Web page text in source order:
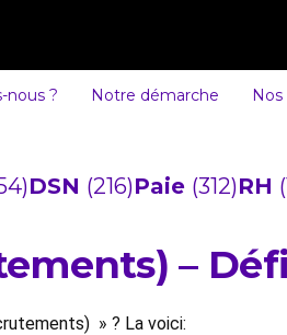
nous ? Notre démarche Nos
DSN (216)Paie (312)RH
–
» ? La voici: